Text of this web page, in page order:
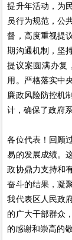
提升年活动，为
员行为规范，公
督，高度重视提
期沟通机制，坚
提议案圆满办复
用。严格落实中
廉政风险防控机
计，确保了政府
各位代表！回顾
易的发展成绩。
政协鼎力支持和
奋斗的结果，凝
我代表区人民政
的广大干部群众
的感谢和崇高的